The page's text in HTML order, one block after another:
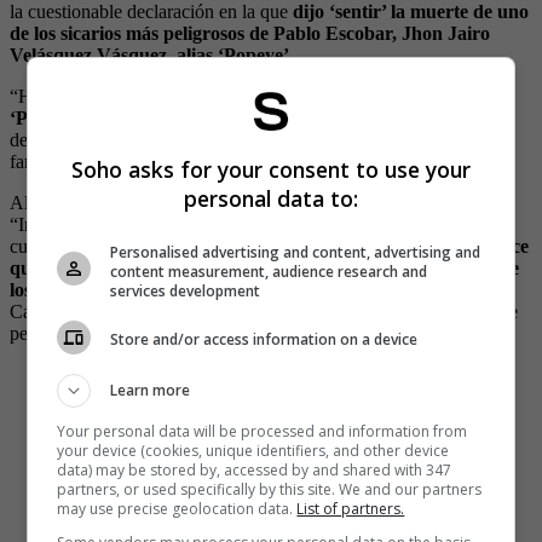
la cuestionable declaración en la que dijo ‘sentir’ la muerte de uno
de los sicarios más peligrosos de Pablo Escobar, Jhon Jairo
Velásquez Vásquez, alias ‘Popeye’.
“Hoy, como comandante del Ejército,
‘Popeye’ nuestras sentidas condolencias”,
declaraciones del general por las que ahora le dicen que si “la
familia de Popeye ya le envió las condolencias”.
Algunos de los comentarios que se han publicado en redes son:
“Incompetente, corrupto y cobarde. Absoluto falto de honor. Por
culpa de personajes así, el petrismo subió a la presidencia”,“Parece
que le están ofreciendo trabajo a Don Zapateiro en el Circo de
los Hermanos Gasca. Están corticos de payasos”,
Cabal influyó mucho en esta decisión. Que su propio partido hable
pestes de uno, debe ser muy duro”.
Renuncio zapateiro! Es cuando más debe ser vigilado
..ahora operará desde las sombras !
— Mafe (@mafelb21)June 28, 2022
¡Renunció Zapateiro! ✨Ajuaaa✨
— 𝕆𝕣𝕚. (@orianavegaboh)June 28, 2022
Soho asks for your consent to use your
personal data to:
Personalised advertising and content, advertising and
content measurement, audience research and
services development
Store and/or access information on a device
Learn more
Your personal data will be processed and information from
your device (cookies, unique identifiers, and other device
data) may be stored by, accessed by and shared with 347
partners, or used specifically by this site. We and our partners
may use precise geolocation data. List of partners.